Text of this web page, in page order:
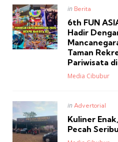
Posted
in
in Berita
6th FUN
Hadir
Taman
Pariwisata
Posted
Media Cibubur
Posted
in Advertorial
Kuliner
Pecah